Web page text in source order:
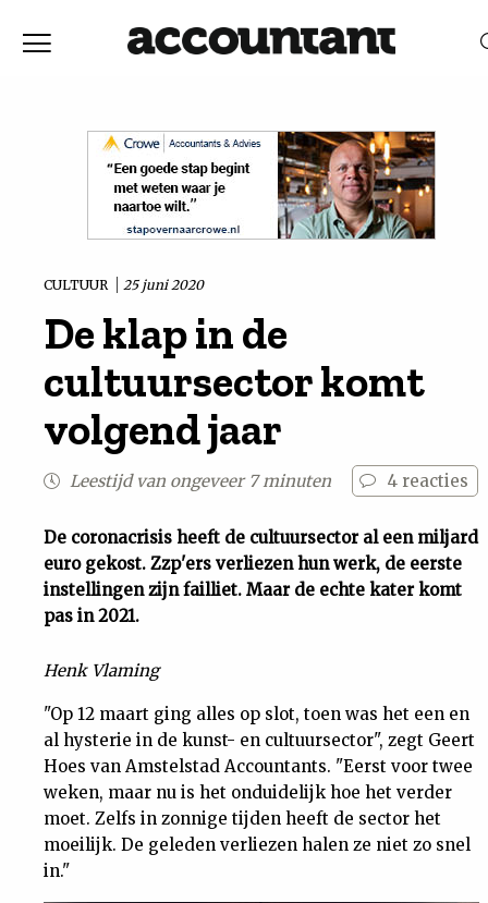
Vaktechniek
Achtergrond
Uit
Feiten
Cijfers
Tuchtrecht
Magazine
Podcast
CULTUUR 25 juni 2020
De klap in de
cultuursector komt
volgend jaar
Leestijd van ongeveer 7 minuten 4 reacties
De coronacrisis heeft de cultuursector al een miljard
euro gekost. Zzp'ers verliezen hun werk, de eerste
instellingen zijn failliet. Maar de echte kater komt
pas in 2021.
Henk Vlaming
"Op 12 maart ging alles op slot, toen was het een en
al hysterie in de kunst- en cultuursector", zegt Geert
Hoes van Amstelstad Accountants. "Eerst voor twee
weken, maar nu is het onduidelijk hoe het verder
moet. Zelfs in zonnige tijden heeft de sector het
moeilijk. De geleden verliezen halen ze niet zo snel
in."
RELEVANTIEDATUM